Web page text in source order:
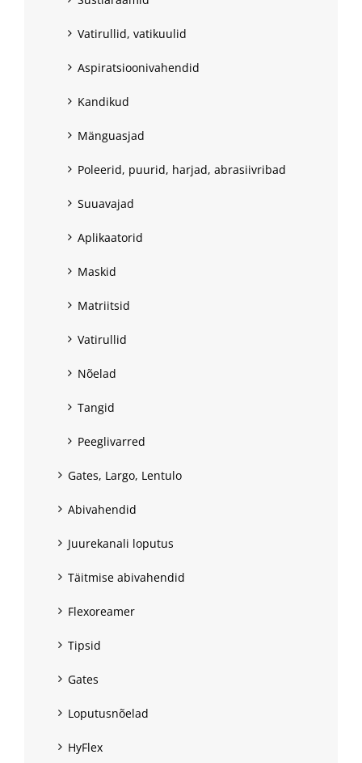
Vatirullid, vatikuulid
Aspiratsioonivahendid
Kandikud
Mänguasjad
Poleerid, puurid, harjad, abrasiivribad
Suuavajad
Aplikaatorid
Maskid
Matriitsid
Vatirullid
Nõelad
Tangid
Peeglivarred
Gates, Largo, Lentulo
Abivahendid
Juurekanali loputus
Täitmise abivahendid
Flexoreamer
Tipsid
Gates
Loputusnõelad
HyFlex